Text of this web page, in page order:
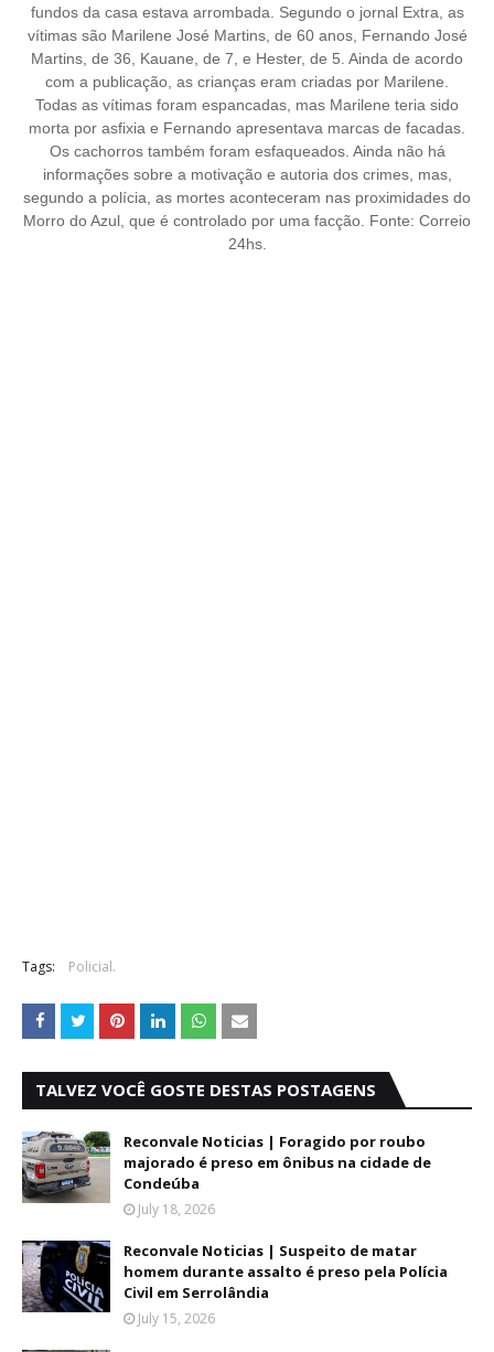
fundos da casa estava arrombada. Segundo o jornal Extra, as
vítimas são Marilene José Martins, de 60 anos, Fernando José
Martins, de 36, Kauane, de 7, e Hester, de 5. Ainda de acordo
com a publicação, as crianças eram criadas por Marilene.
Todas as vítimas foram espancadas, mas Marilene teria sido
morta por asfixia e Fernando apresentava marcas de facadas.
Os cachorros também foram esfaqueados. Ainda não há
informações sobre a motivação e autoria dos crimes, mas,
segundo a polícia, as mortes aconteceram nas proximidades do
Morro do Azul, que é controlado por uma facção. Fonte: Correio
24hs.
Tags: Policial.
TALVEZ VOCÊ GOSTE DESTAS POSTAGENS
Reconvale Noticias | Foragido por roubo
majorado é preso em ônibus na cidade de
Condeúba
July 18, 2026
Reconvale Noticias | Suspeito de matar
homem durante assalto é preso pela Polícia
Civil em Serrolândia
July 15, 2026